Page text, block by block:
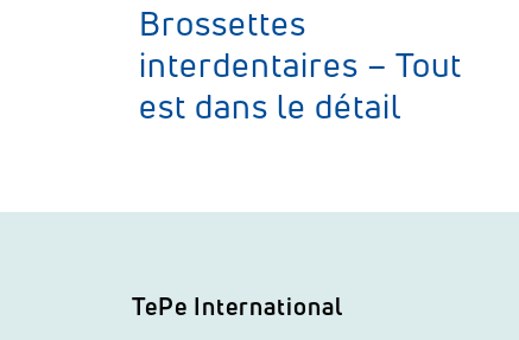
Brossettes
interdentaires – Tout
est dans le détail
TePe International